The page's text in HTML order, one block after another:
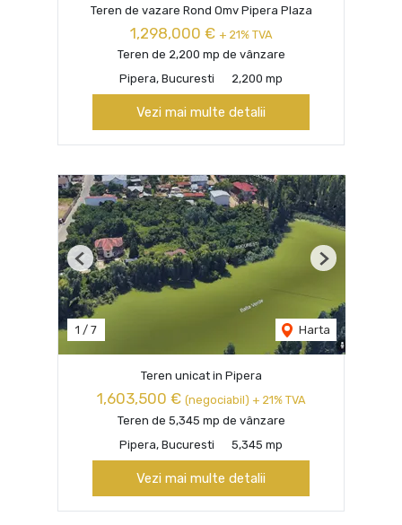
Teren de vazare Rond Omv Pipera Plaza
1,298,000 € + 21% TVA
Teren de 2,200 mp de vânzare
Pipera, Bucuresti
2,200 mp
Vezi mai multe detalii
1 / 7 Harta
Previous Next
Teren unicat in Pipera
1,603,500 € (negociabil) + 21% TVA
Teren de 5,345 mp de vânzare
Pipera, Bucuresti
5,345 mp
Vezi mai multe detalii